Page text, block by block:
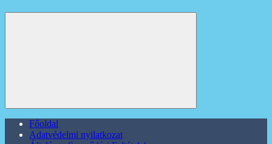
Főoldal
Adatvédelmi nyilatkozat